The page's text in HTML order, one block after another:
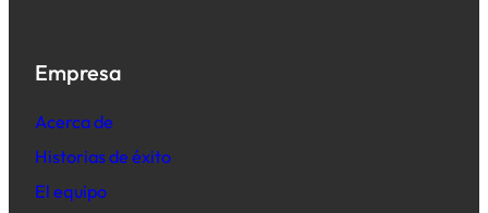
Empresa
Acerca de
Historias de éxito
El equipo